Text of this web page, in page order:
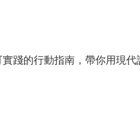
踐的行動指南，帶你用現代